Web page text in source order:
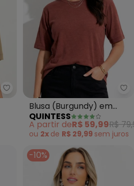
Essendi - Blusa Feminina com
Blusa (Burgundy) em
Malha Canelada
QUINTESS
A partir deR$ 59,99R$
ou 2x de R$ 29,99 sem juros
-10%